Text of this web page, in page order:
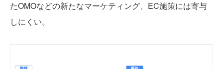
たOMOなどの新たなマーケティング、EC施策には寄与
しにくい。